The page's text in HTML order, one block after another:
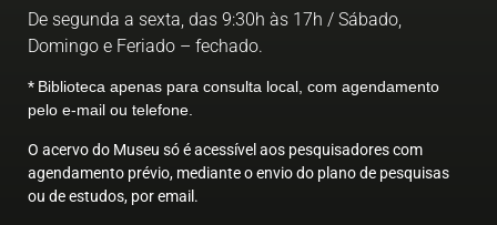
De segunda a sexta, das 9:30h às 17h / Sábado,
Domingo e Feriado – fechado.
* Biblioteca apenas para consulta local, com agendamento
pelo e-mail ou telefone.
O acervo do Museu só é acessível aos pesquisadores com
agendamento prévio, mediante o envio do plano de pesquisas
ou de estudos, por email.